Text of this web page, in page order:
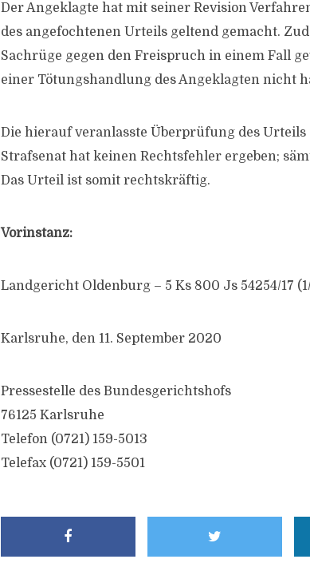
Der Angeklagte hat mit seiner Revision
des angefochtenen Urteils geltend gemacht.
Sachrüge gegen den Freispruch in einem Fall
einer Tötungshandlung des Angeklagten nicht
Die hierauf veranlasste Überprüfung des
Strafsenat hat keinen Rechtsfehler ergeben;
Das Urteil ist somit rechtskräftig.
Vorinstanz:
Landgericht Oldenburg – 5 Ks 800 Js 54254/17
Karlsruhe, den 11. September 2020
Pressestelle des Bundesgerichtshofs
76125 Karlsruhe
Telefon (0721) 159-5013
Telefax (0721) 159-5501